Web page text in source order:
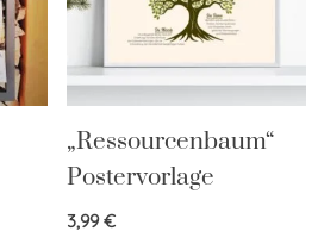
„Ressourcenbaum“
Postervorlage
3,99€